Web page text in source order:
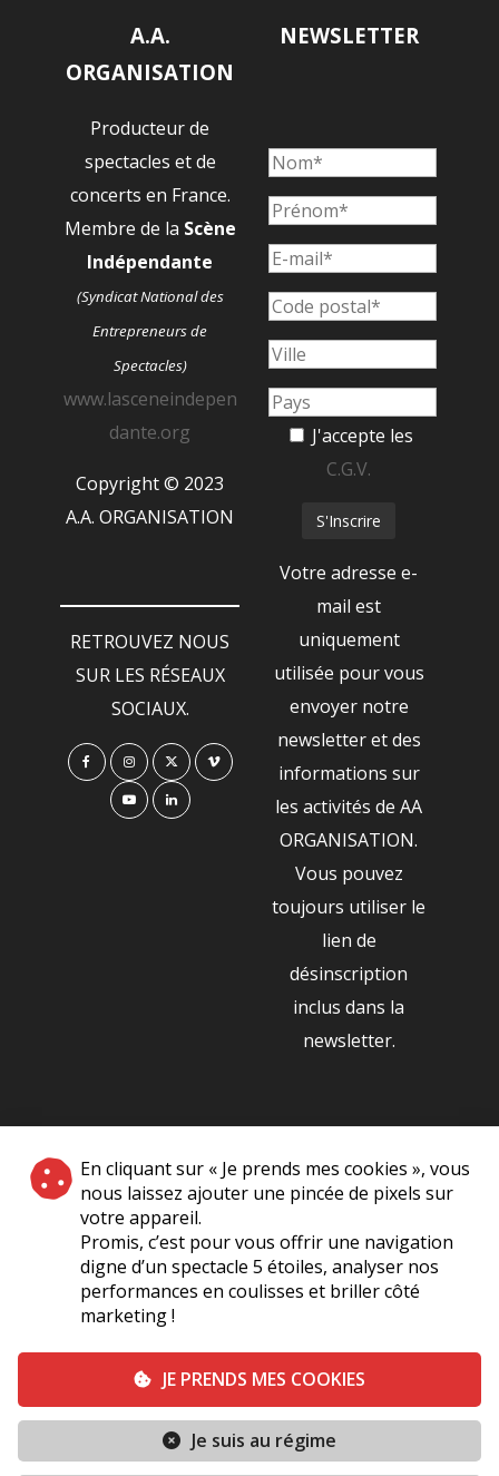
En cliquant sur « Je prends mes cookies », vous
nous laissez ajouter une pincée de pixels sur
votre appareil.
Promis, c’est pour vous offrir une navigation
digne d’un spectacle 5 étoiles, analyser nos
performances en coulisses et briller côté
marketing !
JE PRENDS MES COOKIES
Je suis au régime
A.A.
ORGANISATION
Producteur de
spectacles et de
concerts en France.
Membre de la Scène
Indépendante
(Syndicat National des
Entrepreneurs de
Spectacles)
www.lasceneindepen
dante.org
Copyright © 2023
A.A. ORGANISATION
RETROUVEZ NOUS
SUR LES RÉSEAUX
SOCIAUX.
NEWSLETTER
J'accepte les
C.G.V.
Votre adresse e-
mail est
uniquement
utilisée pour vous
envoyer notre
newsletter et des
informations sur
les activités de AA
ORGANISATION.
Vous pouvez
toujours utiliser le
lien de
désinscription
inclus dans la
newsletter.
NOS PARTENAIRES
|
Plan du site A Propos de Nous
Mentions légales Vie Privée
Conditions générales de vente